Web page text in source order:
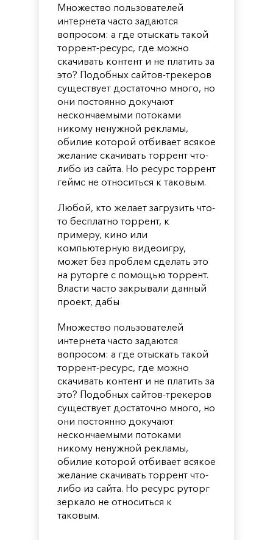
Множество пользователей
интернета часто задаются
вопросом: а где отыскать такой
торрент-ресурс, где можно
скачивать контент и не платить за
это? Подобных сайтов-трекеров
существует достаточно много, но
они постоянно докучают
нескончаемыми потоками
никому ненужной рекламы,
обилие которой отбивает всякое
желание скачивать торрент что-
либо из сайта. Но ресурс торрент
геймс не относиться к таковым.
Любой, кто желает загрузить что-
то бесплатно торрент, к
примеру, кино или
компьютерную видеоигру,
может без проблем сделать это
на руторге с помощью торрент.
Власти часто закрывали данный
проект, дабы
Множество пользователей
интернета часто задаются
вопросом: а где отыскать такой
торрент-ресурс, где можно
скачивать контент и не платить за
это? Подобных сайтов-трекеров
существует достаточно много, но
они постоянно докучают
нескончаемыми потоками
никому ненужной рекламы,
обилие которой отбивает всякое
желание скачивать торрент что-
либо из сайта. Но ресурс руторг
зеркало не относиться к
таковым.